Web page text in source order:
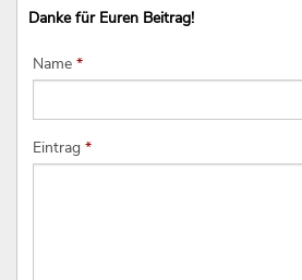
Danke für Euren Beitrag!
Name *
Eintrag *